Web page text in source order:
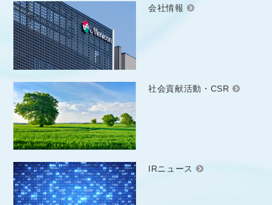
会社情報
社会貢献活動・CSR
IRニュース